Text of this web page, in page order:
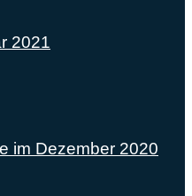
2021
im Dezember 2020